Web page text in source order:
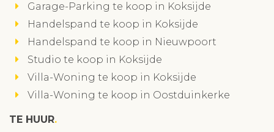
Garage-Parking te koop in Koksijde
Handelspand te koop in Koksijde
Handelspand te koop in Nieuwpoort
Studio te koop in Koksijde
Villa-Woning te koop in Koksijde
Villa-Woning te koop in Oostduinkerke
TE HUUR